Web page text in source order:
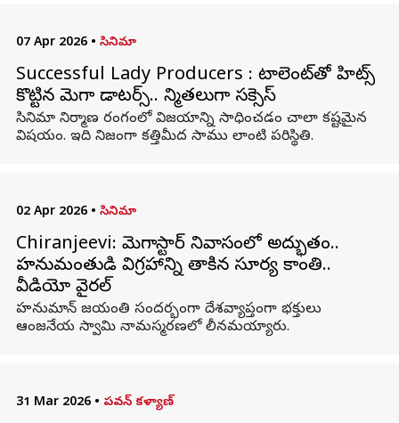
07 Apr 2026 • సినిమా
Successful Lady Producers : టాలెంట్‌తో హిట్స్
కొట్టిన మెగా డాటర్స్.. నిర్మాతలుగా సక్సెస్
సినిమా నిర్మాణ రంగంలో విజయాన్ని సాధించడం చాలా కష్టమైన
విషయం. ఇది నిజంగా కత్తిమీద సాము లాంటి పరిస్థితి.
02 Apr 2026 • సినిమా
Chiranjeevi: మెగాస్టార్ నివాసంలో అద్భుతం..
హనుమంతుడి విగ్రహాన్ని తాకిన సూర్య కాంతి..
వీడియో వైరల్
హనుమాన్ జయంతి సందర్భంగా దేశవ్యాప్తంగా భక్తులు
ఆంజనేయ స్వామి నామస్మరణలో లీనమయ్యారు.
31 Mar 2026 • పవన్ కళ్యాణ్